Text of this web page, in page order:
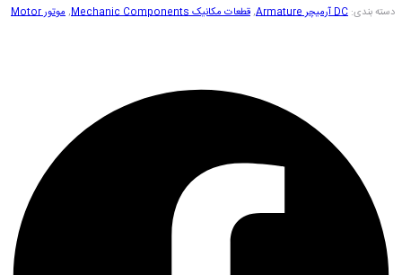
دسته بندی: DC آرمیچر Armature ,قطعات مکانیک Mechanic Components ,موتور Motor